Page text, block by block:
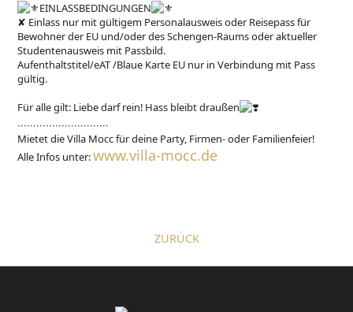
EINLASSBEDINGUNGEN
✘ Einlass nur mit gültigem Personalausweis oder Reisepass für
Bewohner der EU und/oder des Schengen-Raums oder aktueller
Studentenausweis mit Passbild.
Aufenthaltstitel/eAT /Blaue Karte EU nur in Verbindung mit Pass
gültig.
Für alle gilt: Liebe darf rein! Hass bleibt draußen
∙∙∙∙∙∙∙∙∙∙∙∙∙∙∙∙∙∙∙∙∙∙∙∙∙∙∙∙∙
Mietet die Villa Mocc für deine Party, Firmen- oder Familienfeier!
Alle Infos unter:www.villa-mocc.de
ZURÜCK